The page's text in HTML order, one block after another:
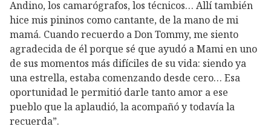
Andino, los camarógrafos, los técnicos… Allí también
hice mis pininos como cantante, de la mano de mi
mamá. Cuando recuerdo a Don Tommy, me siento
agradecida de él porque sé que ayudó a Mami en uno
de sus momentos más difíciles de su vida: siendo ya
una estrella, estaba comenzando desde cero… Esa
oportunidad le permitió darle tanto amor a ese
pueblo que la aplaudió, la acompañó y todavía la
recuerda”.